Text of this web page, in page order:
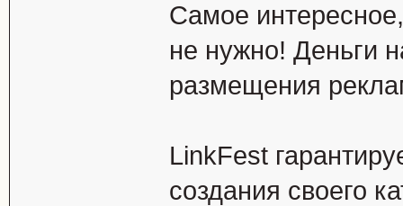
Самое
не нужно! Деньги
размещения
LinkFest
создания своего